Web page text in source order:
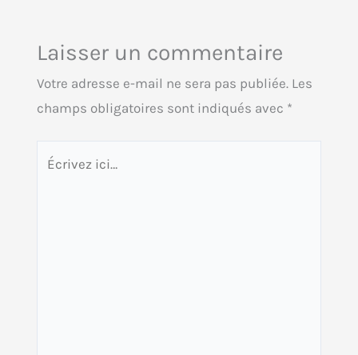
Laisser un commentaire
Votre adresse e-mail ne sera pas publiée. Les
champs obligatoires sont indiqués avec *
Écrivez